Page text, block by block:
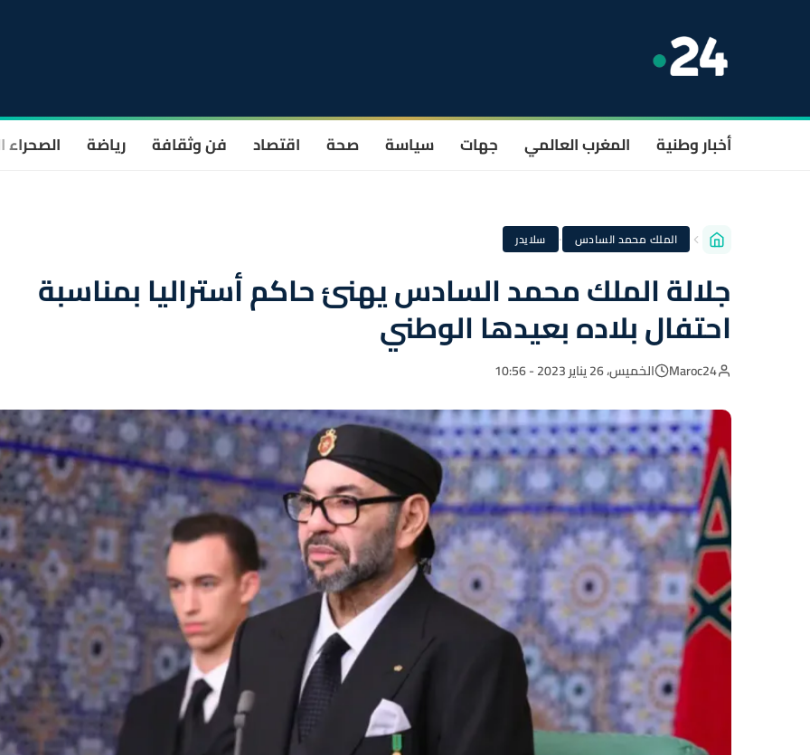
أخبار وطنية المغرب العالمي جهات سياسة صحة اقتصاد فن وثقافة رياضة الصحراء
الملك محمد السادس · سلايدر
جلالة الملك محمد السادس يهنئ حاكم أستراليا بمناسبة
احتفال بلاده بعيدها الوطني
Maroc24 الخميس، 26 يناير 2023 - 10:56